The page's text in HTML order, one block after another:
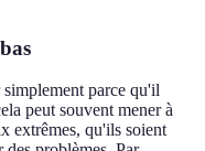
parce qu'il
peut souvent mener à
extrêmes, qu'ils soient